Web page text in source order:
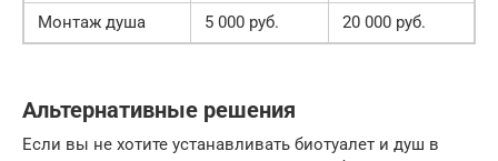
Монтаж душа 5 000 руб. 20 000 руб.
Альтернативные решения
Если вы не хотите устанавливать биотуалет и душ в